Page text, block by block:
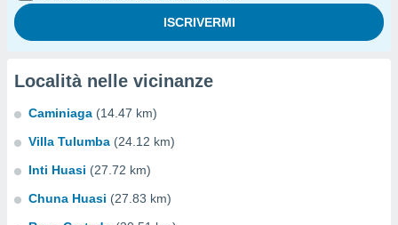
Località nelle vicinanze
Caminiaga (14.47 km)
Villa Tulumba (24.12 km)
Inti Huasi (27.72 km)
Chuna Huasi (27.83 km)